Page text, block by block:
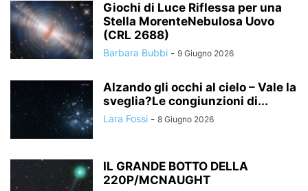
Giochi di Luce Riflessa per una
Stella MorenteNebulosa Uovo
(CRL 2688)
Barbara Bubbi - 9 Giugno 2026
Alzando gli occhi al cielo – Vale la
sveglia?Le congiunzioni di...
Lara Fossi - 8 Giugno 2026
IL GRANDE BOTTO DELLA
220P/MCNAUGHT